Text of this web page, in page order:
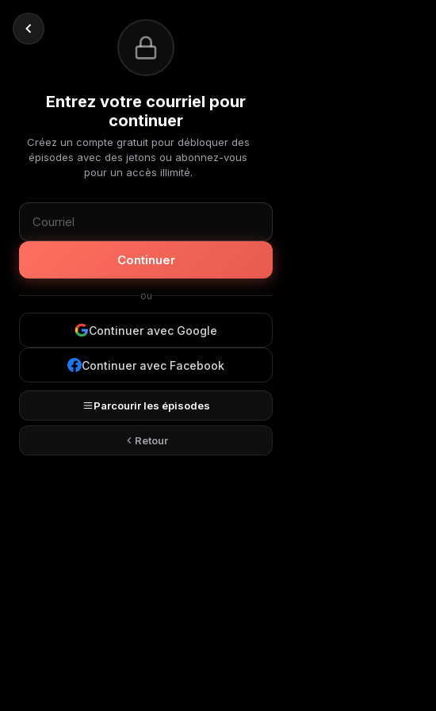
Entrez votre courriel pour
continuer
Créez un compte gratuit pour débloquer des
épisodes avec des jetons ou abonnez-vous
pour un accès illimité.
Continuer
ou
Continuer avec Google
Continuer avec Facebook
Parcourir les épisodes
Retour